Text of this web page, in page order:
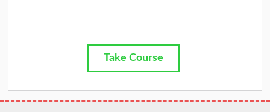
Take Course